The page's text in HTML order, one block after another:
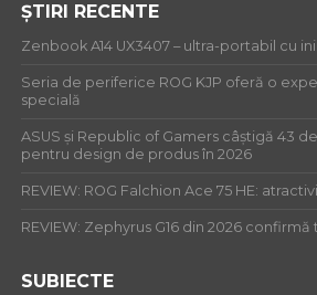
ȘTIRI RECENTE
Zenbook A14 UX3407 – ultra-portabil cu
Seria de periferice ROG KJP oferă o
specială
ASUS și Republic of Gamers câștigă 43
pentru design de produs în 2026
REVIEW: ROG Falchion Ace 75 HE:
REVIEW: Zephyrus G16 din 2026
SUBIECTE